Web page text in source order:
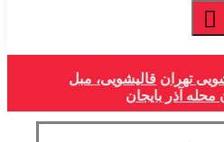
تهران قالیشویی، مبل
آذر بایجان